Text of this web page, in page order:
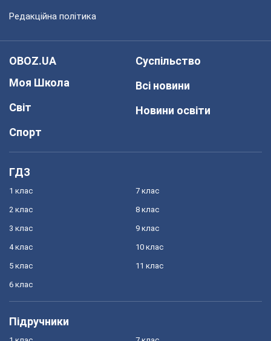
Редакційна політика
OBOZ.UA
Моя Школа
Світ
Спорт
Суспільство
Всі новини
Новини освіти
ГДЗ
1 клас
2 клас
3 клас
4 клас
5 клас
6 клас
7 клас
8 клас
9 клас
10 клас
11 клас
Підручники